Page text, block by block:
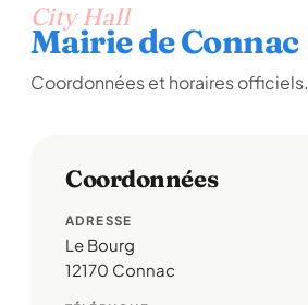
City Hall
Mairie de Connac
Coordonnées et horaires officiels.
Coordonnées
ADRESSE
Le Bourg
12170 Connac